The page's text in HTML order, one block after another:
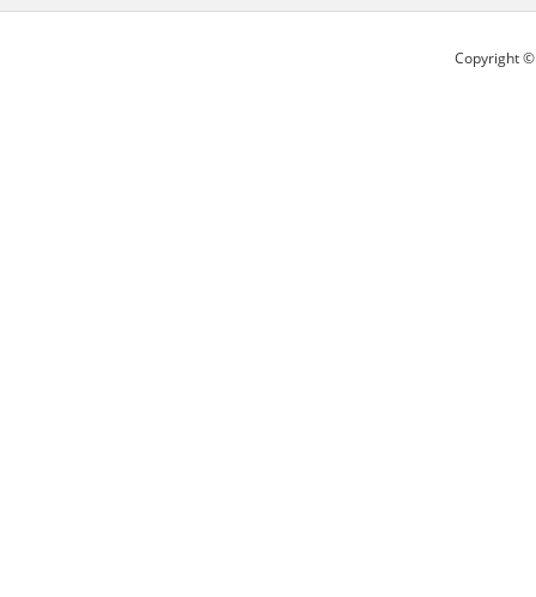
Copyright ©